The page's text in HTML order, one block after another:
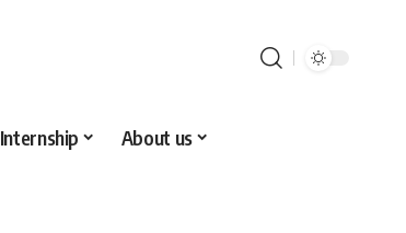
Internship About us